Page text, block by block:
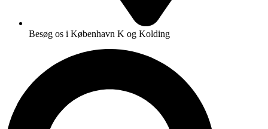
Besøg os i København K og Kolding